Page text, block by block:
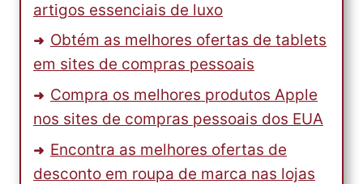
artigos essenciais de luxo
Obtém as melhores ofertas de tablets
em sites de compras pessoais
Compra os melhores produtos Apple
nos sites de compras pessoais dos EUA
Encontra as melhores ofertas de
desconto em roupa de marca nas lojas